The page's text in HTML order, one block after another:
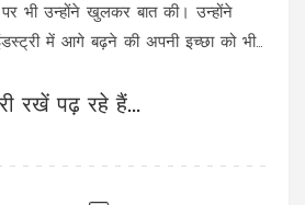
भी उन्होंने खुलकर बात की। उन्होंने
में आगे बढ़ने की अपनी इच्छा को भी
रखें पढ़ रहे हैं...